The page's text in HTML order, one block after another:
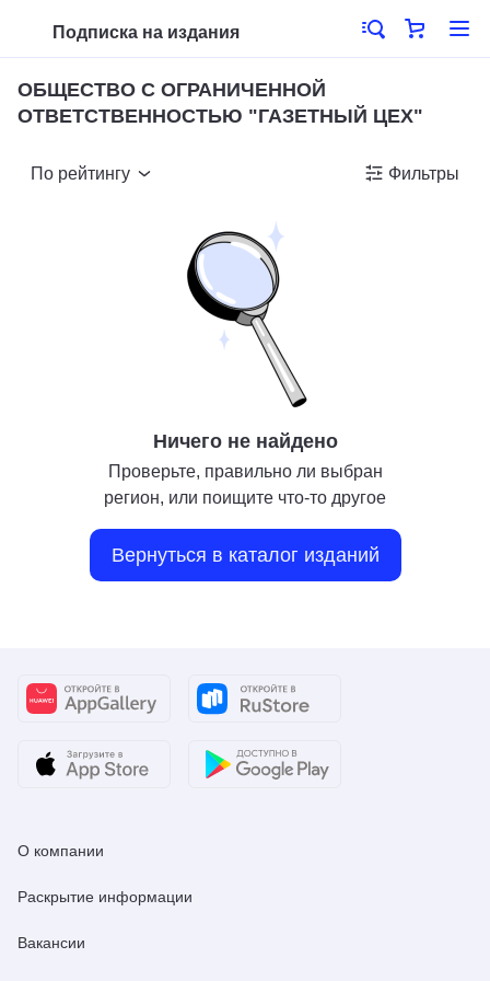
Подписка на издания
ОБЩЕСТВО С ОГРАНИЧЕННОЙ
ОТВЕТСТВЕННОСТЬЮ "ГАЗЕТНЫЙ ЦЕХ"
По рейтингу Фильтры
Ничего не найдено
Проверьте, правильно ли выбран
регион, или поищите что-то другое
Вернуться в каталог изданий
О компании
Раскрытие информации
Вакансии